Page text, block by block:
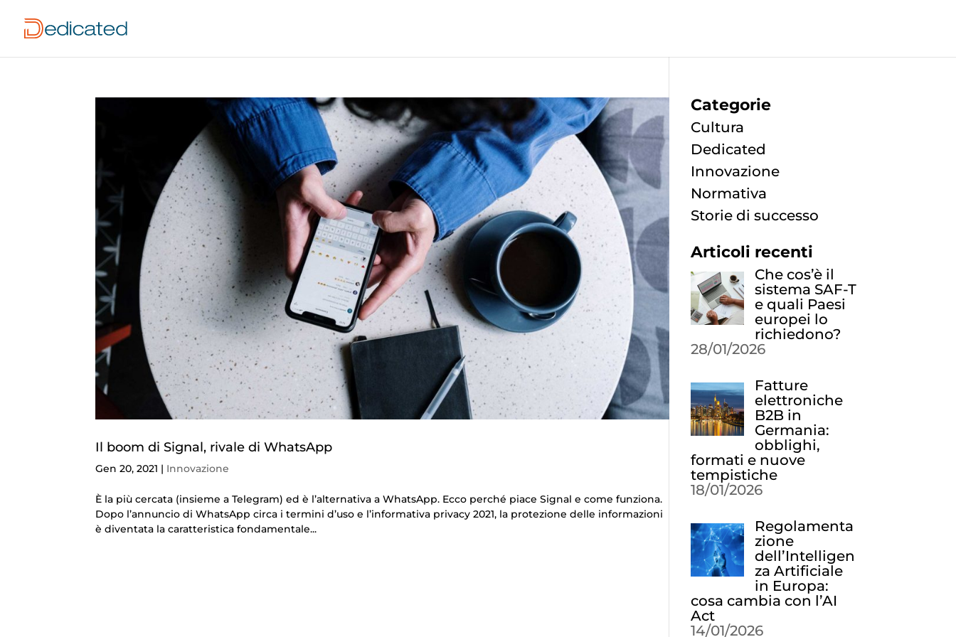
Il boom di Signal, rivale di WhatsApp
Gen 20, 2021 | Innovazione
È la più cercata (insieme a Telegram) ed è l’alternativa a WhatsApp. Ecco perché piace Signal e come funziona.
Dopo l’annuncio di WhatsApp circa i termini d’uso e l’informativa privacy 2021, la protezione delle informazioni
è diventata la caratteristica fondamentale...
Categorie
Cultura
Dedicated
Innovazione
Normativa
Storie di successo
Articoli recenti
Che cos’è il
sistema SAF-T
e quali Paesi
europei lo
richiedono?
28/01/2026
Fatture
elettroniche
B2B in
Germania:
obblighi,
formati e nuove
tempistiche
18/01/2026
Regolamenta
zione
dell’Intelligen
za Artificiale
in Europa:
cosa cambia con l’AI
Act
14/01/2026